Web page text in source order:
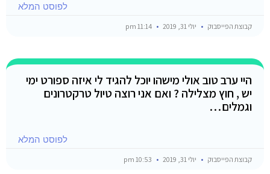
לפוסט המלא
קבוצת הפייסבוק יולי 31, 2019
היי ערב טוב אולי מישהו יוכל להגיד לי איזה ספורט ימי
יש , חוץ מצלילה ? ואם אני רוצה טיול טרקטרונים
וגמלים…
לפוסט המלא
קבוצת הפייסבוק יולי 31, 2019